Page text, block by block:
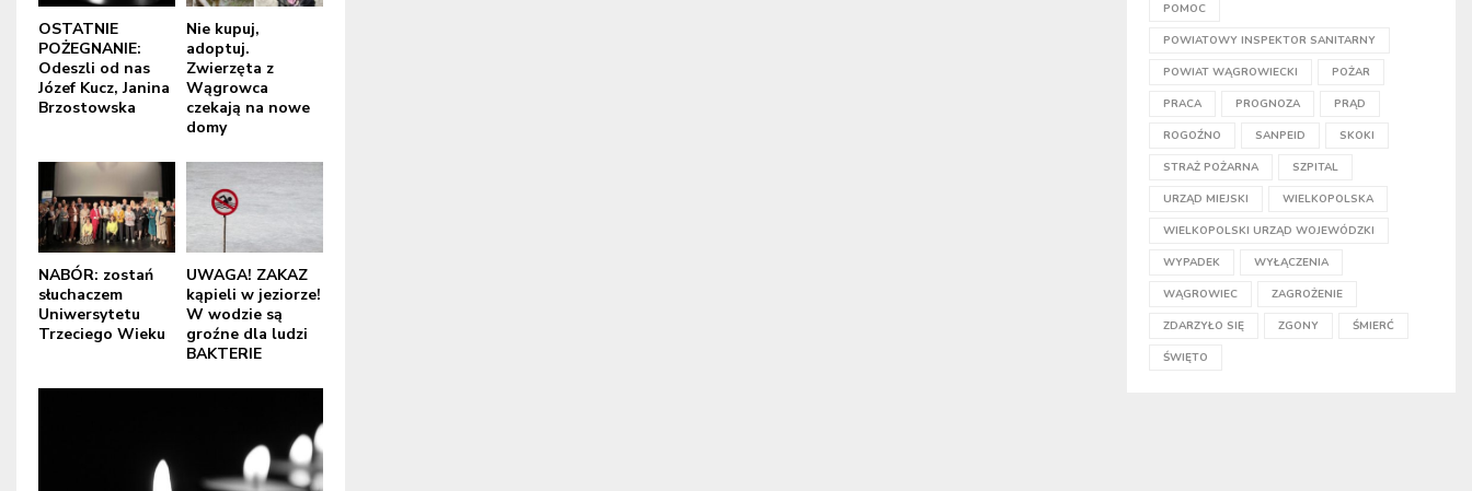
OSTATNIE
POŻEGNANIE:
Odeszli od nas
Józef Kucz, Janina
Brzostowska
Nie kupuj,
adoptuj.
Zwierzęta z
Wągrowca
czekają na nowe
domy
NABÓR: zostań
słuchaczem
Uniwersytetu
Trzeciego Wieku
UWAGA! ZAKAZ
kąpieli w jeziorze!
W wodzie są
groźne dla ludzi
BAKTERIE
POMOC
POWIATOWY INSPEKTOR SANITARNY
POWIAT WĄGROWIECKI POŻAR
PRACA PROGNOZA PRĄD
ROGOŹNO SANPEID SKOKI
STRAŻ POŻARNA SZPITAL
URZĄD MIEJSKI WIELKOPOLSKA
WIELKOPOLSKI URZĄD WOJEWÓDZKI
WYPADEK WYŁĄCZENIA
WĄGROWIEC ZAGROŻENIE
ZDARZYŁO SIĘ ZGONY ŚMIERĆ
ŚWIĘTO